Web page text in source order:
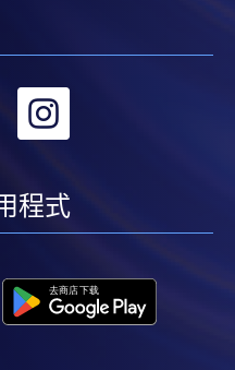
转
程式